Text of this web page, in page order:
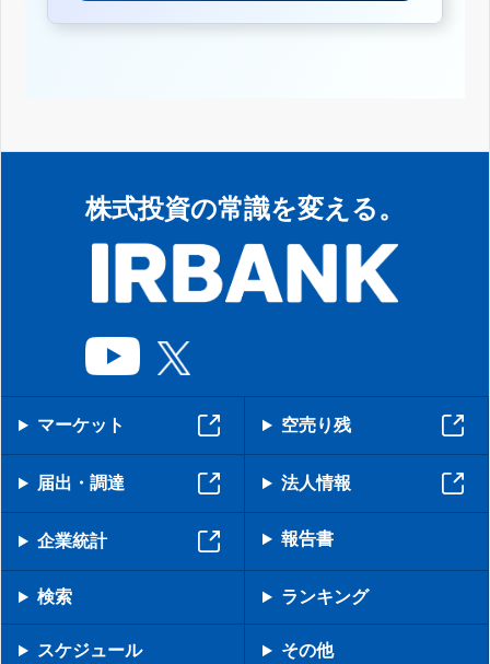
株式投資の常識を変える。
マーケット 空売り残
届出・調達 法人情報
企業統計 報告書
検索 ランキング
スケジュール その他